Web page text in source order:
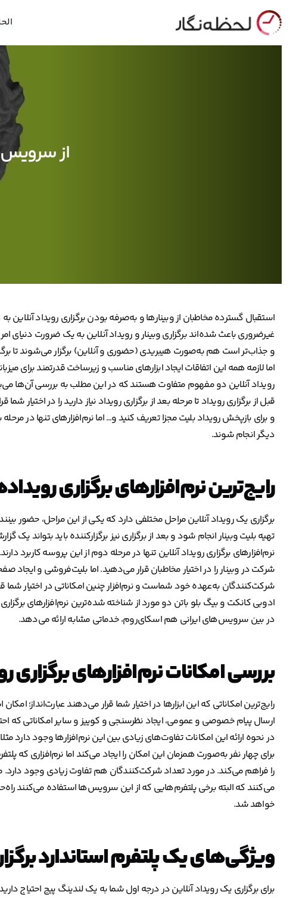
از سرویس
استقبال گسترده مخاطبان از وبینارها و به‌صرفه بودن برگزاری رویداد
غیرضروری باعث شده‌اند برگزاری وبینار و رویداد آنلاین به یک ضرورت
و جذاب‌تر است هم به‌صورت هیبریدی (حضوری و آنلاین) برگزار می‌شوند تا
اما لازمه همه این اتفاقات ایجاد ابزارهای مناسب و زیرساخت قدرتمند برای
رویداد آنلاین دو مفهوم متفاوت هستند که در این مطلب به بررسی آن‌ها
قبل از برگزاری رویداد تا مرحله بعد از برگزاری رویداد نیاز دارید را در
و برای بازپخش رویداد بلیت مجزا تعریف کنید و… اما نرم‌افزارهای تنها در مرحله
دیگر انجام شوند.
رایج‌ترین نرم‌افزارهای برگزاری
برگزاری یک رویداد آنلاین مراحل مختلفی دارد که یکی از این مراحل، حضور
تهیه بلیت وبینار انجام شود و بعد از برگزاری نیز برگزارکننده باید بتواند
نرم‌افزارهای برگزاری رویداد آنلاین تنها در مرحله دوم از این پروسه کاربرد
شرکت در وبینار را در اختیار مخاطبان قرار می‌دهید. اما بلیت‌فروشی و ایجاد
شرکت‌کنندگان به‌عهده خود شماست و نرم‌افزار چنین امکاناتی در اختیار شما
ادوبی کانکت و بیگ بلو باتن دو مورد از شناخته‌ شده‌ترین نرم‌افزارهای
در بین سرویس‌های ایرانی هم اسکای‌روم، خدماتی مشابه ارائه می‌دهد.
بررسی امکانات نرم‌افزارهای برگزاری
رایج‌ترین امکاناتی که این ابزارها در اختیار شما قرار می‌دهند عبارت‌انداز؛
ارسال پیام خصوصی و عمومی، ایجاد نظرسنجی و کوییز و سایر امکاناتی که
در نحوه ارائه این امکانات تفاوت‌های زیادی بین این نرم‌افزارها وجود
می‌کنند که البته برخی پلتفرم‌هایی که از این سرویس‌ها استفاده می‌کنند
خواهد شد.
ویژگی‌های یک پلتفرم‌ استاندارد
برای برگزاری یک رویداد آنلاین در درجه اول شما به یک لندینگ پیج احتیاج